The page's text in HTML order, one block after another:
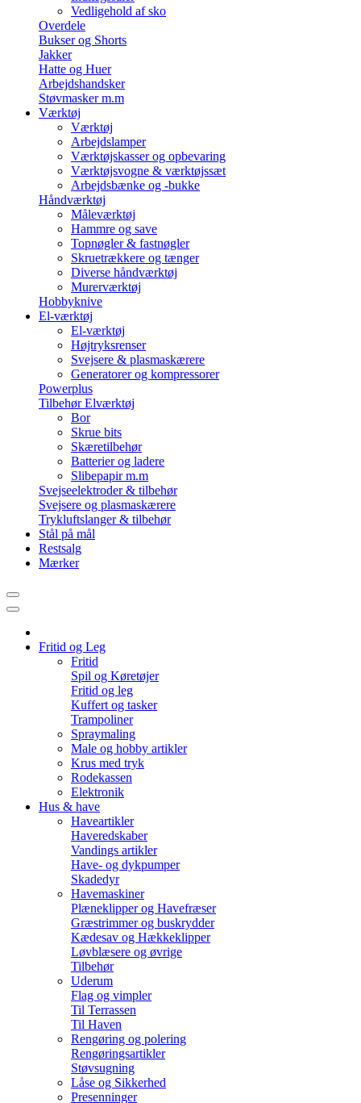
Vedligehold af sko
Overdele
Bukser og Shorts
Jakker
Hatte og Huer
Arbejdshandsker
Støvmasker m.m
Værktøj
Værktøj
Arbejdslamper
Værktøjskasser og opbevaring
Værktøjsvogne & værktøjssæt
Arbejdsbænke og -bukke
Håndværktøj
Måleværktøj
Hammre og save
Topnøgler & fastnøgler
Skruetrækkere og tænger
Diverse håndværktøj
Murerværktøj
Hobbyknive
El-værktøj
El-værktøj
Højtryksrenser
Svejsere & plasmaskærere
Generatorer og kompressorer
Powerplus
Tilbehør Elværktøj
Bor
Skrue bits
Skæretilbehør
Batterier og ladere
Slibepapir m.m
Svejseelektroder & tilbehør
Svejsere og plasmaskærere
Trykluftslanger & tilbehør
Stål på mål
Restsalg
Mærker
Fritid og Leg
Fritid
Spil og Køretøjer
Fritid og leg
Kuffert og tasker
Trampoliner
Spraymaling
Male og hobby artikler
Krus med tryk
Rodekassen
Elektronik
Hus & have
Haveartikler
Haveredskaber
Vandings artikler
Have- og dykpumper
Skadedyr
Havemaskiner
Plæneklipper og Havefræser
Græstrimmer og buskrydder
Kædesav og Hækkeklipper
Løvblæsere og øvrige
Tilbehør
Uderum
Flag og vimpler
Til Terrassen
Til Haven
Rengøring og polering
Rengøringsartikler
Støvsugning
Låse og Sikkerhed
Presenninger